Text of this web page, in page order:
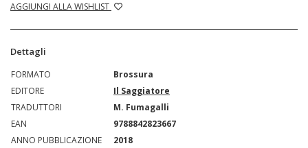
AGGIUNGI ALLA WISHLIST
Dettagli
FORMATO
Brossura
EDITORE
Il Saggiatore
TRADUTTORI
M. Fumagalli
EAN
9788842823667
ANNO PUBBLICAZIONE
2018